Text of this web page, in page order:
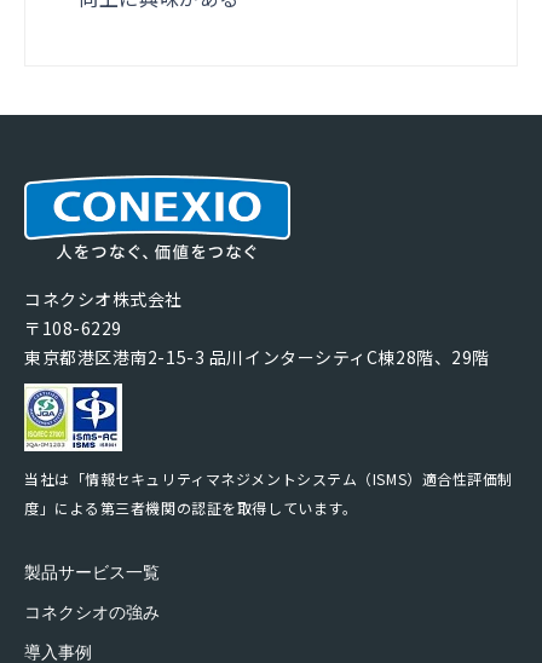
コネクシオ株式会社
〒108-6229
東京都港区港南2-15-3 品川インターシティC棟28階、29階
当社は「情報セキュリティマネジメントシステム（ISMS）適合性評価制
度」による第三者機関の認証を取得しています。
製品サービス一覧
コネクシオの強み
導入事例